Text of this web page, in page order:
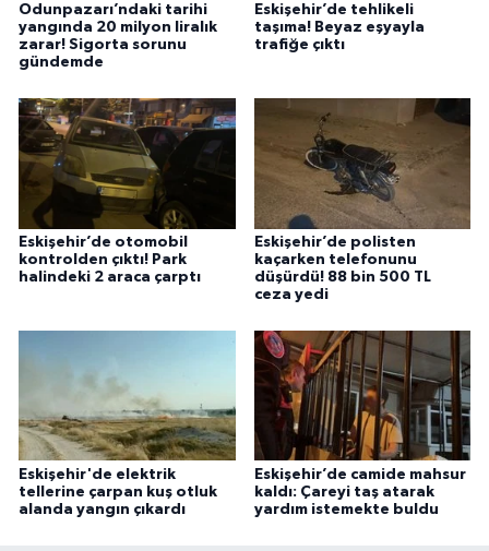
Odunpazarı’ndaki tarihi
yangında 20 milyon liralık
zarar! Sigorta sorunu
gündemde
Eskişehir’de tehlikeli
taşıma! Beyaz eşyayla
trafiğe çıktı
Eskişehir’de otomobil
kontrolden çıktı! Park
halindeki 2 araca çarptı
Eskişehir’de polisten
kaçarken telefonunu
düşürdü! 88 bin 500 TL
ceza yedi
Eskişehir'de elektrik
tellerine çarpan kuş otluk
alanda yangın çıkardı
Eskişehir’de camide mahsur
kaldı: Çareyi taş atarak
yardım istemekte buldu